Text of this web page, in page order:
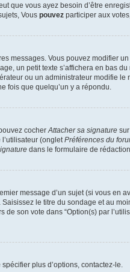
que vous ayez besoin d’être
Vous pouvez participer aux
messages. Vous pouvez modifier
un petit texte s’affichera en bas
ou un administrateur modifie
fois que quelqu’un y a répondu.
cocher Attacher sa signature
(onglet Préférences du
dans le formulaire de
message d’un sujet (si vous en
le titre du sondage et au
son vote dans “Option(s) par
plus d’options, contactez-le.